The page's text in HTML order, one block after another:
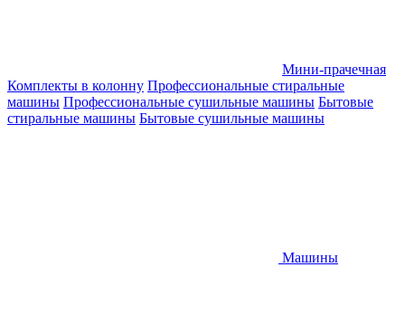
Мини-прачечная
Комплекты в колонну Профессиональные стиральные
машины Профессиональные сушильные машины Бытовые
стиральные машины Бытовые сушильные машины
Машины